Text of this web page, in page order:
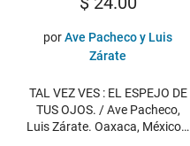
porAve Pacheco y Luis
Zárate
TAL VEZ VES : EL ESPEJO DE
TUS OJOS. / Ave Pacheco,
Luis Zárate. Oaxaca, México…